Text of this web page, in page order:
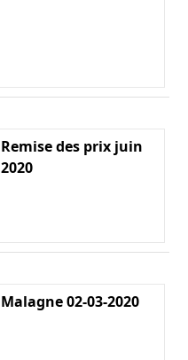
Remise des prix juin
2020
Malagne 02-03-2020